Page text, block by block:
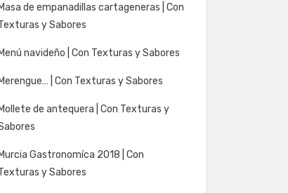
Masa de empanadillas cartageneras | Con
y Sabores
Menú navideño | Con Texturas y Sabores
Merengue… | Con Texturas y Sabores
Mollete de antequera | Con Texturas y
Murcia Gastronomíca 2018 | Con
y Sabores